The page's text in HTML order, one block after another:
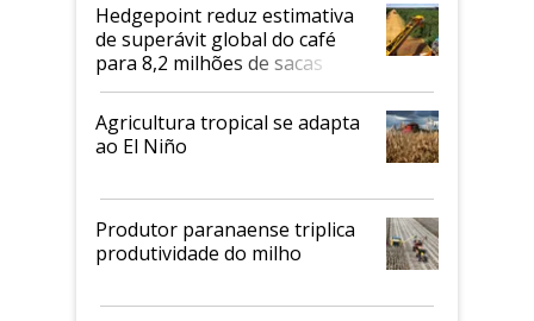
Hedgepoint reduz estimativa
de superávit global do café
para 8,2 milhões de sacas
Agricultura tropical se adapta
ao El Niño
Produtor paranaense triplica
produtividade do milho